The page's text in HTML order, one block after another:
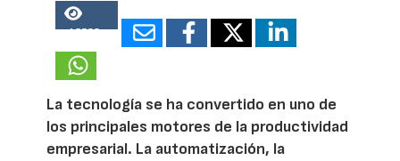
13528
La tecnología se ha convertido en uno de
los principales motores de la productividad
empresarial. La automatización, la